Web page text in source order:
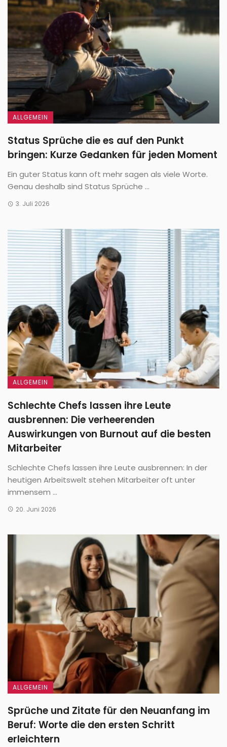
ALLGEMEIN
Status Sprüche die es auf den Punkt
bringen: Kurze Gedanken für jeden Moment
Ein guter Status kann oft mehr sagen als viele Worte.
Genau deshalb sind Status Sprüche ...
3. Juli 2026
ALLGEMEIN
Schlechte Chefs lassen ihre Leute
ausbrennen: Die verheerenden
Auswirkungen von Burnout auf die besten
Mitarbeiter
Schlechte Chefs lassen ihre Leute ausbrennen: In der
heutigen Arbeitswelt stehen Mitarbeiter oft unter
immensem ...
20. Juni 2026
ALLGEMEIN
Sprüche und Zitate für den Neuanfang im
Beruf: Worte die den ersten Schritt
erleichtern